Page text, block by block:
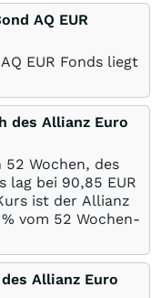
AQ EUR
EUR Fonds liegt
des Allianz Euro
Wochen, des
lag bei 90,85 EUR
ist der Allianz
% vom 52 Wochen-
Allianz Euro